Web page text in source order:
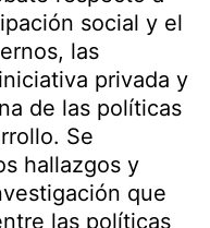
social y el
las
privada y
de las políticas
Se
hallazgos y
que
las políticas